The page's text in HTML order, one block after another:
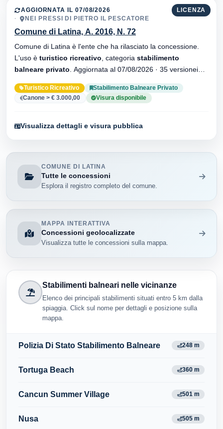
LICENZA
AGGIORNATA IL 07/08/2026
NEI PRESSI DI PIETRO IL PESCATORE
Comune di Latina, A. 2016, N. 72
Comune di Latina è l'ente che ha rilasciato la concessione.
L'uso è turistico ricreativo , categoria stabilimento
balneare privato
Turistico Ricreativo
Stabilimento Balneare Privato
Canone > € 3.000,00
Visura disponibile
Visualizza dettagli e visura pubblica
COMUNE DI LATINA
Tutte le concessioni
Esplora il registro completo del comune.
MAPPA INTERATTIVA
Concessioni geolocalizzate
Visualizza tutte le concessioni sulla mappa.
Stabilimenti balneari nelle vicinanze
Elenco dei principali stabilimenti situati entro 5 km dalla
spiaggia. Click sul nome per dettagli e posizione sulla
mappa.
Polizia Di Stato Stabilimento Balneare 248 m
Tortuga Beach 360 m
Cancun Summer Village 501 m
Nusa 505 m